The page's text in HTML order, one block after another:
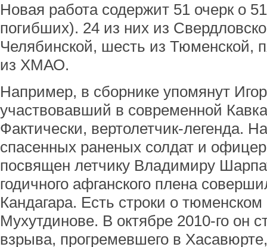
Новая работа содержит 51 очерк о
погибших). 24 из них из
Челябинской, шесть из Тюменской,
из ХМАО.
Например, в сборнике упомянут
участвовавший в современной
Фактически, вертолетчик-легенда.
спасенных раненых солдат и
посвящен летчику Владимиру
годичного афганского плена
Кандагара. Есть строки о
Мухутдинове. В октябре 2010-го он
взрыва, прогремевшего в